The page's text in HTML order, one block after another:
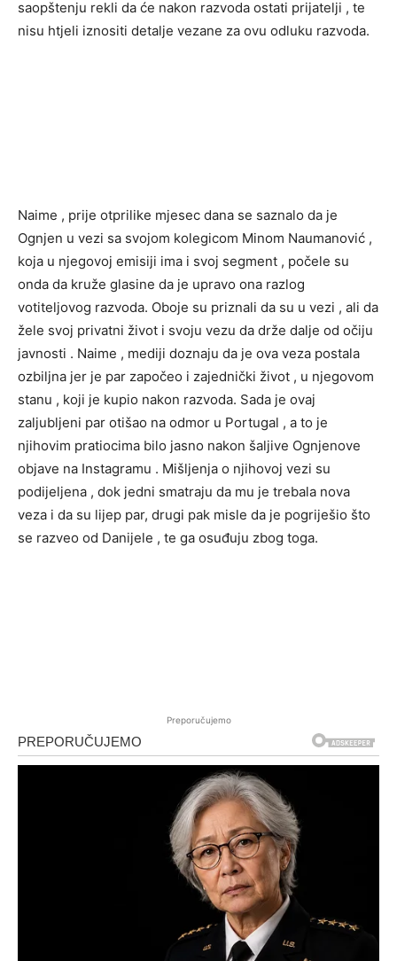
saopštenju rekli da će nakon razvoda ostati prijatelji , te
nisu htjeli iznositi detalje vezane za ovu odluku razvoda.
Naime , prije otprilike mjesec dana se saznalo da je
Ognjen u vezi sa svojom kolegicom Minom Naumanović ,
koja u njegovoj emisiji ima i svoj segment , počele su
onda da kruže glasine da je upravo ona razlog
votiteljovog razvoda. Oboje su priznali da su u vezi , ali da
žele svoj privatni život i svoju vezu da drže dalje od očiju
javnosti . Naime , mediji doznaju da je ova veza postala
ozbiljna jer je par započeo i zajednički život , u njegovom
stanu , koji je kupio nakon razvoda. Sada je ovaj
zaljubljeni par otišao na odmor u Portugal , a to je
njihovim pratiocima bilo jasno nakon šaljive Ognjenove
objave na Instagramu . Mišljenja o njihovoj vezi su
podijeljena , dok jedni smatraju da mu je trebala nova
veza i da su lijep par, drugi pak misle da je pogriješio što
se razveo od Danijele , te ga osuđuju zbog toga.
Preporučujemo